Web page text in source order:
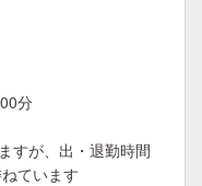
分
すが、出・退勤時間
ています